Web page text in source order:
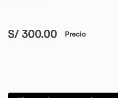
S/ 300.00 Precio